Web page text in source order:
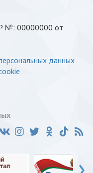
№: 00000000 от
данных